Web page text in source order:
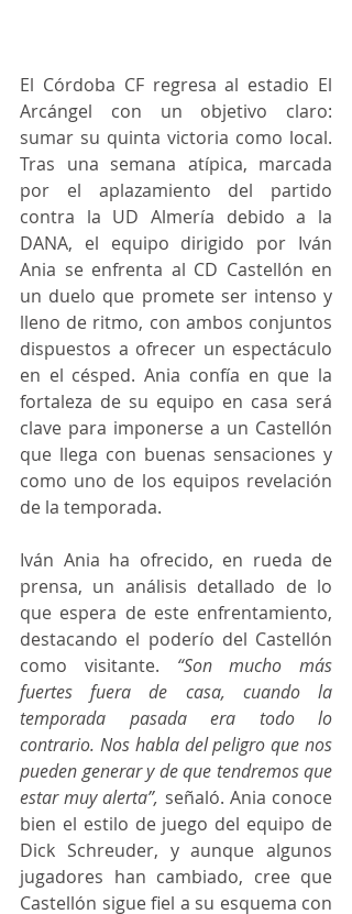
El Córdoba CF regresa al estadio El
Arcángel con un objetivo claro:
sumar su quinta victoria como local.
Tras una semana atípica, marcada
por el aplazamiento del partido
contra la UD Almería debido a la
DANA, el equipo dirigido por Iván
Ania se enfrenta al CD Castellón en
un duelo que promete ser intenso y
lleno de ritmo, con ambos conjuntos
dispuestos a ofrecer un espectáculo
en el césped. Ania confía en que la
fortaleza de su equipo en casa será
clave para imponerse a un Castellón
que llega con buenas sensaciones y
como uno de los equipos revelación
de la temporada.
Iván Ania ha ofrecido, en rueda de
prensa, un análisis detallado de lo
que espera de este enfrentamiento,
destacando el poderío del Castellón
como visitante. “Son mucho más
fuertes fuera de casa, cuando la
temporada pasada era todo lo
contrario. Nos habla del peligro que nos
pueden generar y de que tendremos que
estar muy alerta”, señaló. Ania conoce
bien el estilo de juego del equipo de
Dick Schreuder, y aunque algunos
jugadores han cambiado, cree que
Castellón sigue fiel a su esquema con